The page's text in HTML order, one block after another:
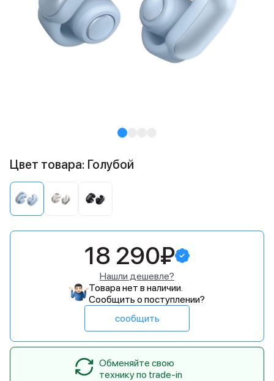
Цвет товара: Голубой
18 290₽
Нашли дешевле?
Товара нет в наличии.
Сообщить о поступлении?
сообщить
Обменяйте свою
технику по trade-in